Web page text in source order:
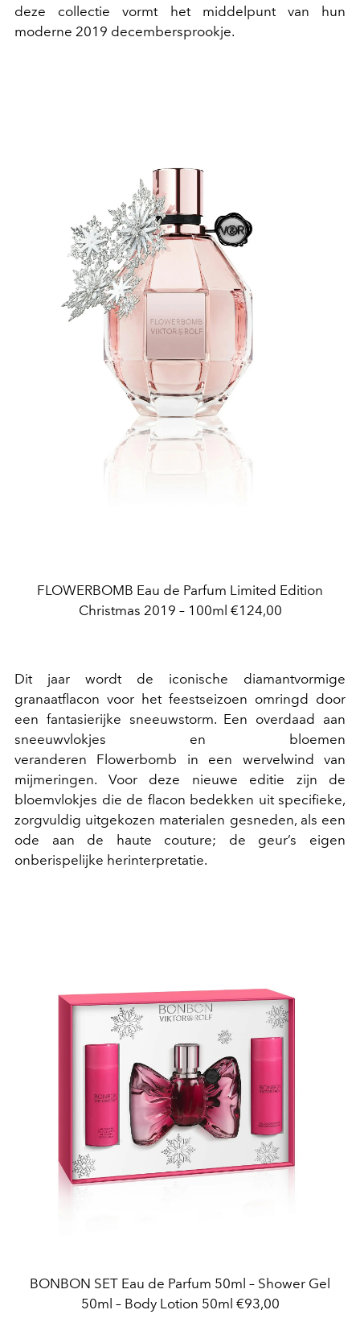
deze collectie vormt het middelpunt van hun
moderne 2019 decembersprookje.
FLOWERBOMB Eau de Parfum Limited Edition
Christmas 2019 – 100ml €124,00
Dit jaar wordt de iconische diamantvormige
granaatflacon voor het feestseizoen omringd door
een fantasierijke sneeuwstorm. Een overdaad aan
sneeuwvlokjes en bloemen
veranderen Flowerbomb in een wervelwind van
mijmeringen. Voor deze nieuwe editie zijn de
bloemvlokjes die de flacon bedekken uit specifieke,
zorgvuldig uitgekozen materialen gesneden, als een
ode aan de haute couture; de geur’s eigen
onberispelijke herinterpretatie.
BONBON SET Eau de Parfum 50ml – Shower Gel
50ml – Body Lotion 50ml €93,00